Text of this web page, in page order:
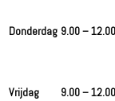
Donderdag 9.00 – 12.00
Vrijdag 9.00 – 12.00